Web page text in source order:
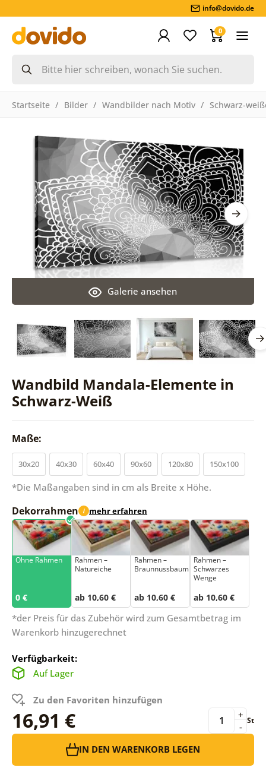
info@dovido.de
0
Startseite Bilder Wandbilder nach Motiv Schwarz-
Wandbild Mandala-Elemente in
Schwarz-Weiß
Galerie ansehen
Maße:
30x20 40x30 60x40 90x60 120x80 150x100
*Die Maßangaben sind in cm als Breite x Höhe.
Dekorrahmen i mehr erfahren
Ohne Rahmen
0 €
Rahmen –
Natureiche
ab 10,60 €
Rahmen –
Braunnussbaum
ab 10,60 €
Rahmen –
Schwarzes
Wenge
ab 10,60 €
*der Preis für das Zubehör wird zum Gesamtbetrag im
Warenkorb hinzugerechnet
Verfügbarkeit:
Auf Lager
Zu den Favoriten hinzufügen
16,91 € -
+ St
IN DEN WARENKORB LEGEN